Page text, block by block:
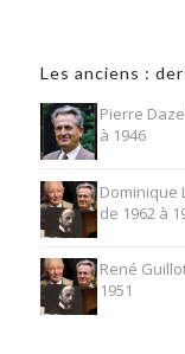
Les anciens :
Pierre
à 1946
Dominique
de 1962 à
René
1951